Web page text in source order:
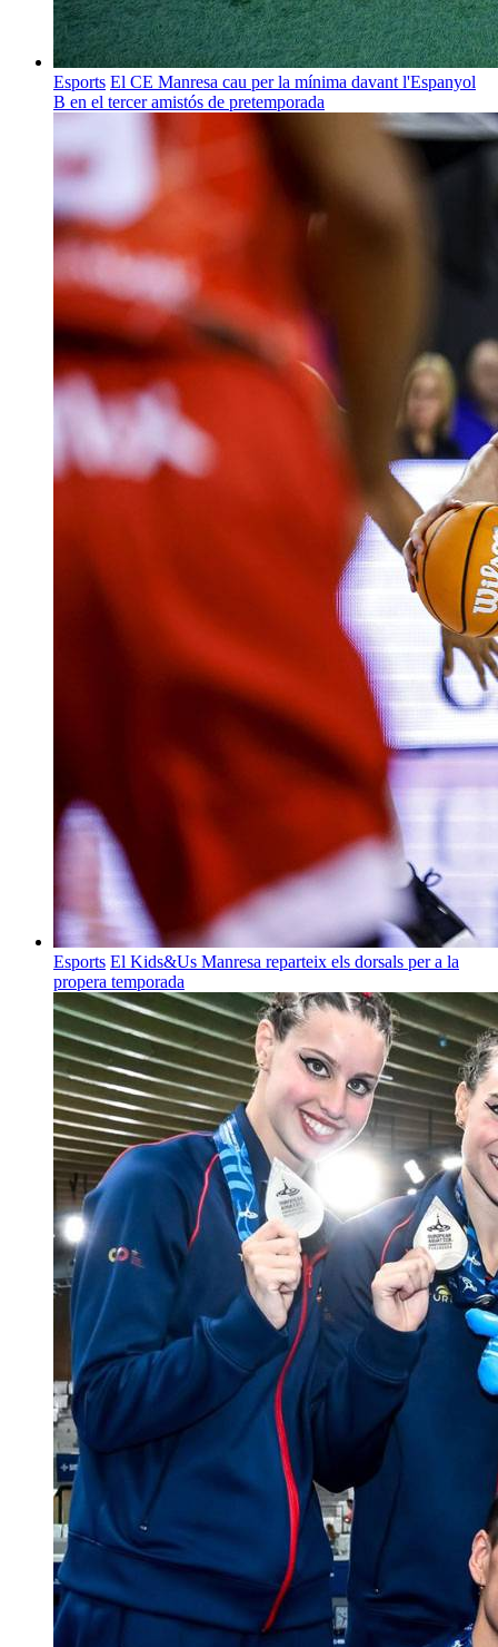
Esports El CE Manresa cau per la mínima davant l'Espanyol
B en el tercer amistós de pretemporada
Esports El Kids&Us Manresa reparteix els dorsals per a la
propera temporada